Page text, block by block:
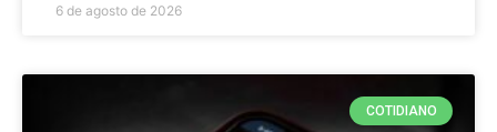
6 de agosto de 2026
COTIDIANO